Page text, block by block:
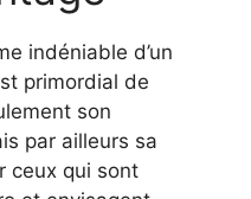
indéniable d’un
primordial de
son
par ailleurs sa
ceux qui sont